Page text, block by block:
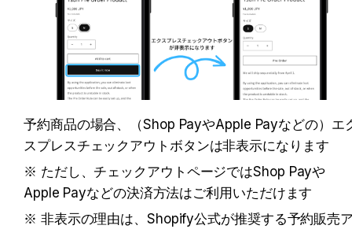
予約商品の場合、（Shop PayやApple Payなどの）エ
スプレスチェックアウトボタンは非表示になります
※ ただし、チェックアウトページではShop Payや
Apple Payなどの決済方法はご利用いただけます
※ 非表示の理由は、Shopify公式が推奨する予約販売